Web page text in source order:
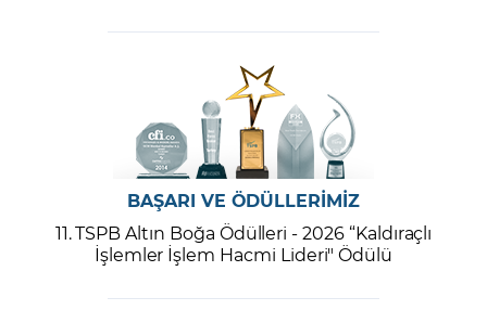
BAŞARI VE ÖDÜLLERİMİZ
11. TSPB Altın Boğa Ödülleri - 2026 “Kaldıraçlı
İşlemler İşlem Hacmi Lideri" Ödülü